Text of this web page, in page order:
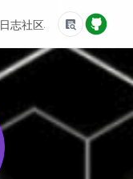
日志社区友情链接